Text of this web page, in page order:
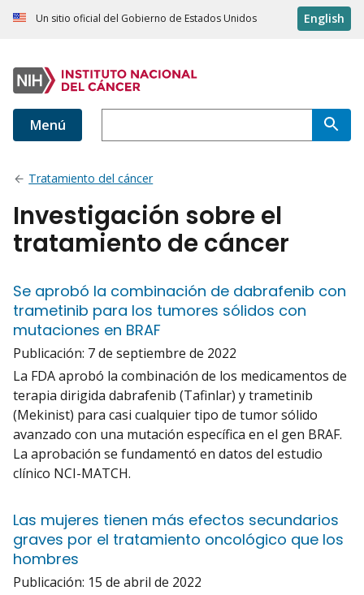
Un sitio oficial del Gobierno de Estados Unidos English
Menú
Tratamiento del cáncer
Investigación sobre el
tratamiento de cáncer
Se aprobó la combinación de dabrafenib con
trametinib para los tumores sólidos con
mutaciones en BRAF
Publicación: 7 de septiembre de 2022
La FDA aprobó la combinación de los medicamentos de
terapia dirigida dabrafenib (Tafinlar) y trametinib
(Mekinist) para casi cualquier tipo de tumor sólido
avanzado con una mutación específica en el gen BRAF.
La aprobación se fundamentó en datos del estudio
clínico NCI-MATCH.
Las mujeres tienen más efectos secundarios
graves por el tratamiento oncológico que los
hombres
Publicación: 15 de abril de 2022